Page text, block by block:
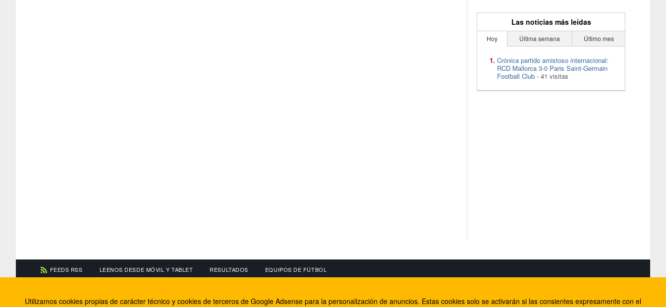
Las noticias más leídas
Hoy Última semana Último mes
Crónica partido amistoso internacional:
RCD Mallorca 3-0 Paris Saint-Germain
Football Club - 41 visitas
FEEDS RSS LEENOS DESDE MÓVIL Y TABLET RESULTADOS EQUIPOS DE FÚTBOL
Información de contacto
El equipo de FútbolBalear
Facebook
Internet Rural Mallorca
Utilizamos cookies propias de carácter técnico y cookies de terceros de Google Adsense para la personalización de anuncios. Estas cookies solo se activarán si las consientes expresamente con el